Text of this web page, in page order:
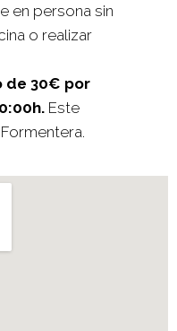
en persona sin
o realizar
de 30€ por
Este